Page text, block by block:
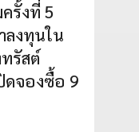
ครั้งที่ 5
ลงทุนใน
รัสต์
ดจองซื้อ 9